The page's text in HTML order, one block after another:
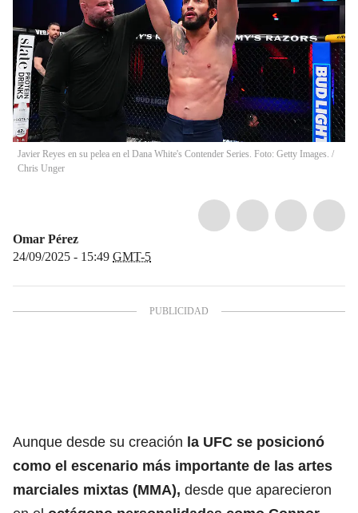
Javier Reyes en su pelea en el Dana White's Contender Series. Foto: Getty Images. /
Chris Unger
Omar Pérez
24/09/2025 - 15:49 GMT-5
Aunque desde su creación la UFC se posicionó
como el escenario más importante de las artes
marciales mixtas (MMA), desde que aparecieron